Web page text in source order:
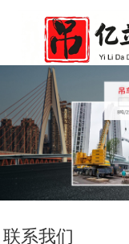
联系我们